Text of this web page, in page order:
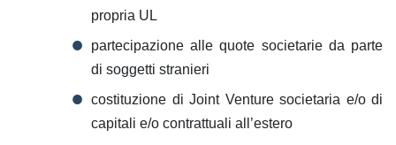
propria UL
partecipazione alle quote societarie da parte
di soggetti stranieri
costituzione di Joint Venture societaria e/o di
capitali e/o contrattuali all’estero